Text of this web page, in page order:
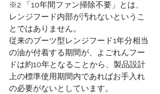
※2 「10年間ファン掃除不要」とは、
レンジフード内部が汚れないというこ
とではありません。
従来のブーツ型レンジフード1年分相当
の油が付着する期間が、よごれんフー
ドは約10年となることから、製品設計
上の標準使用期間内であればお手入れ
の必要がないとしています。